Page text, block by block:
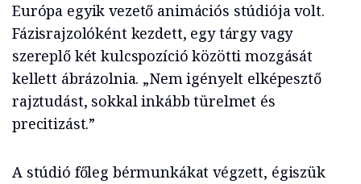
Európa egyik vezető animációs stúdiója volt.
Fázisrajzolóként kezdett, egy tárgy vagy
szereplő két kulcspozíció közötti mozgását
kellett ábrázolnia. „Nem igényelt elképesztő
rajztudást, sokkal inkább türelmet és
precitizást.”
A stúdió főleg bérmunkákat végzett, égiszük